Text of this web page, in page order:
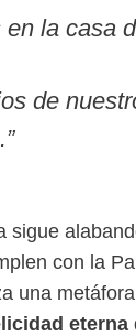
la casa
de
sigue
con la
una
eterna